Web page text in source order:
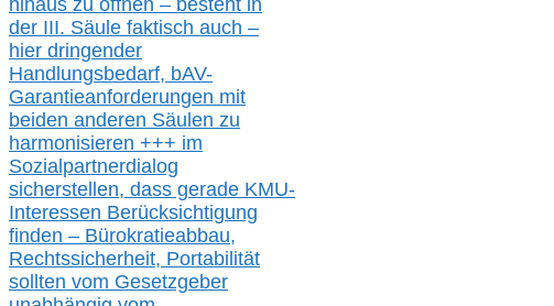
hinaus zu öffnen – besteht in
der III. Säule faktisch auch –
hier dringender
Handlungsbedarf, bAV-
Garantieanforderungen mit
beiden anderen Säulen zu
harmonisieren +++ im
Sozialpartnerdialog
sicherstellen, dass gerade KMU-
Interessen Berücksichtigung
finden – Bürokratieabbau,
Rechtssicherheit, Portabilität
sollten vom Gesetzgeber